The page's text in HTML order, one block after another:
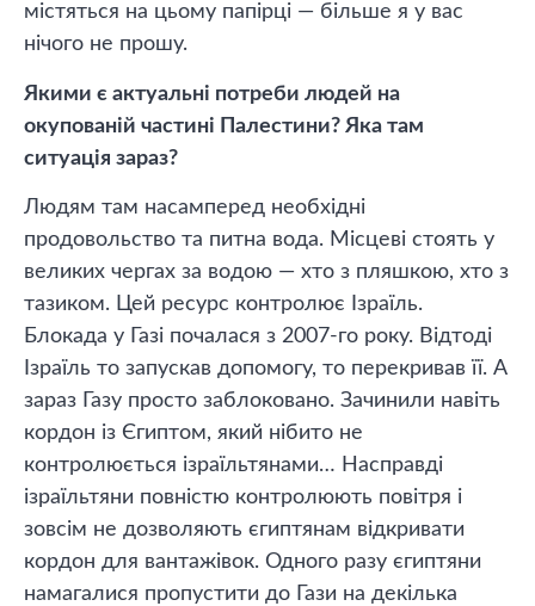
містяться на цьому папірці — більше я у вас
нічого не прошу.
Якими є актуальні потреби людей на
окупованій частині Палестини? Яка там
ситуація зараз?
Людям там насамперед необхідні
продовольство та питна вода. Місцеві стоять у
великих чергах за водою — хто з пляшкою, хто з
тазиком. Цей ресурс контролює Ізраїль.
Блокада у Газі почалася з 2007-го року. Відтоді
Ізраїль то запускав допомогу, то перекривав її. А
зараз Газу просто заблоковано. Зачинили навіть
кордон із Єгиптом, який нібито не
контролюється ізраїльтянами… Насправді
ізраїльтяни повністю контролюють повітря і
зовсім не дозволяють єгиптянам відкривати
кордон для вантажівок. Одного разу єгиптяни
намагалися пропустити до Гази на декілька